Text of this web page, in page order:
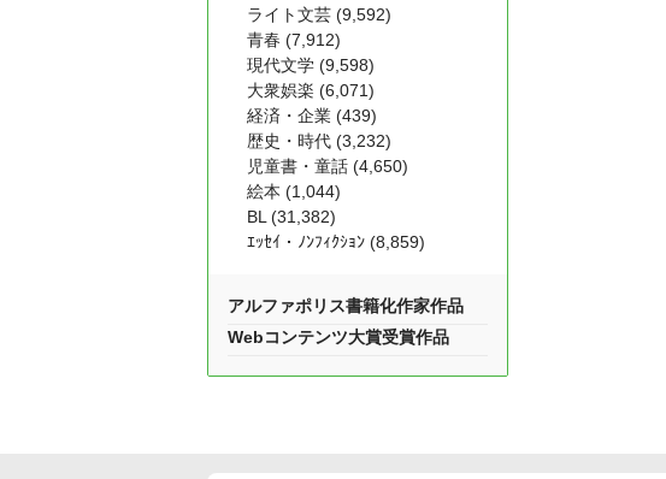
ライト文芸 (9,592)
青春 (7,912)
現代文学 (9,598)
大衆娯楽 (6,071)
経済・企業 (439)
歴史・時代 (3,232)
児童書・童話 (4,650)
絵本 (1,044)
BL (31,382)
ｴｯｾｲ・ﾉﾝﾌｨｸｼｮﾝ (8,859)
アルファポリス書籍化作家作品
Webコンテンツ大賞受賞作品